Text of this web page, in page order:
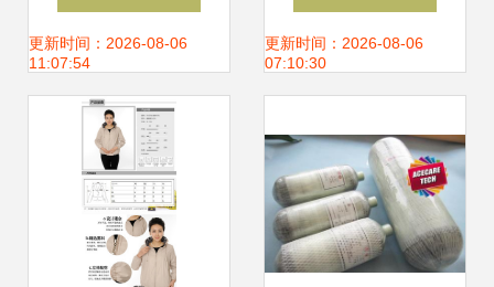
挑战
更新时间：2026-08-06
11:07:54
必看的三大真相与
更新时间：2026-08-06
07:10:30